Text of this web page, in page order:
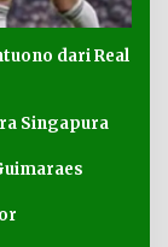
dari Real
Singapura